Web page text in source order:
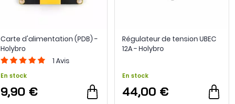
Carte d'alimentation (PDB) -
Holybro
1 Avis
En stock
9,90 €
Régulateur de tension UBEC
12A - Holybro
En stock
44,00 €